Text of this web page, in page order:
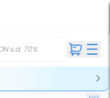
s.d. 70%